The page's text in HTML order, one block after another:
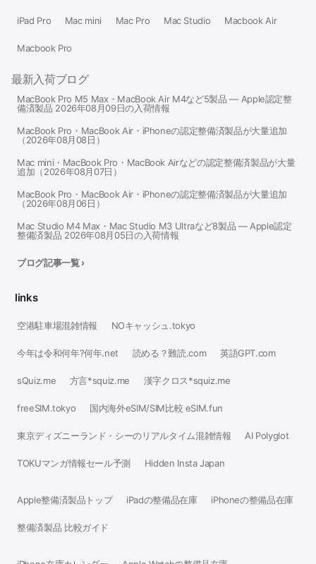
iPad Pro Mac mini Mac Pro Mac Studio Macbook Air
Macbook Pro
最新入荷ブログ
MacBook Pro M5 Max・MacBook Air M4など5製品 — Apple認定整
備済製品 2026年08月09日の入荷情報
MacBook Pro・MacBook Air・iPhoneの認定整備済製品が大量追加
（2026年08月08日）
Mac mini・MacBook Pro・MacBook Airなどの認定整備済製品が大量
追加（2026年08月07日）
MacBook Pro・MacBook Air・iPhoneの認定整備済製品が大量追加
（2026年08月06日）
Mac Studio M4 Max・Mac Studio M3 Ultraなど8製品 — Apple認定
整備済製品 2026年08月05日の入荷情報
ブログ記事一覧 ›
links
空港駐車場混雑情報 NOキャッシュ.tokyo
今年は令和何年?何年.net 読める？難読.com 英語GPT.com
sQuiz.me 方言*squiz.me 漢字クロス*squiz.me
freeSIM.tokyo 国内海外eSIM/SIM比較 eSIM.fun
東京ディズニーランド・シーのリアルタイム混雑情報 AI Polyglot
TOKUマンガ情報セール予測 Hidden Insta Japan
Apple整備済製品トップ iPadの整備品在庫 iPhoneの整備品在庫
整備済製品 比較ガイド